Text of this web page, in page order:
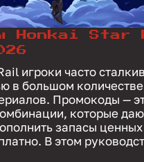
Honkai Star
игроки часто
в большом количестве
Промокоды —
которые
запасы
В этом